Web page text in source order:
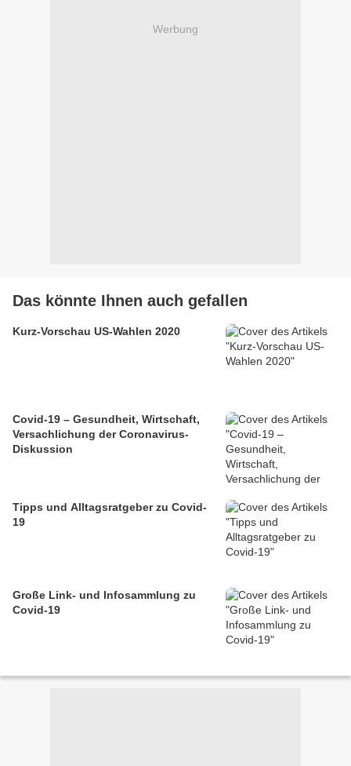
Werbung
Das könnte Ihnen auch gefallen
Kurz-Vorschau US-Wahlen 2020
Covid-19 – Gesundheit, Wirtschaft,
Versachlichung der Coronavirus-
Diskussion
Tipps und Alltagsratgeber zu Covid-
19
Große Link- und Infosammlung zu
Covid-19